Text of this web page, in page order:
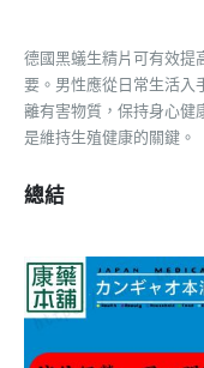
德國黑蟻生精片可有效提
要。男性應從日常生活入
離有害物質，保持身心健
是維持生殖健康的關鍵。
總結